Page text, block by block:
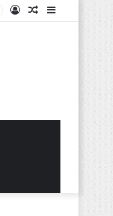
Kenar
Bölmesi
Rastgele
Kayıt